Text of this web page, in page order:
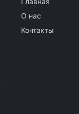
О нас
Контакты